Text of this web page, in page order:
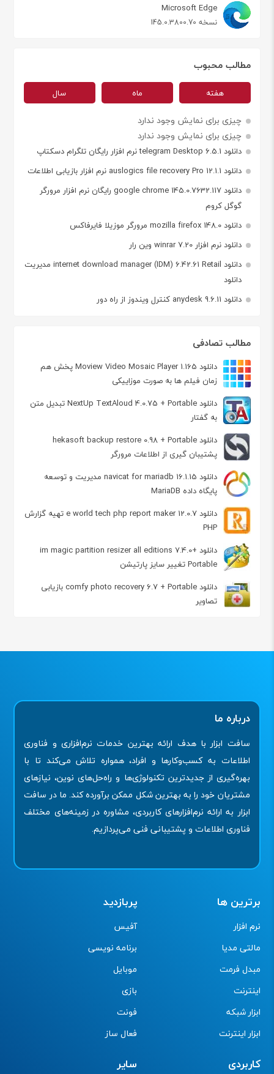
Microsoft Edge
نسخه 145.0.3800.70
مطالب محبوب
هفته ماه سال
چیزی برای نمایش وجود ندارد
چیزی برای نمایش وجود ندارد
دانلود telegram Desktop 6.5.1 نرم افزار رایگان تلگرام دسکتاپ
دانلود auslogics file recovery Pro 12.1.1 نرم افزار بازیابی اطلاعات
دانلود google chrome 145.0.7632.117 رایگان نرم افزار مرورگر
گوگل کروم
دانلود mozilla firefox 148.0 مرورگر موزیلا فایرفاکس
دانلود نرم افزار winrar 7.20 وین رار
دانلود internet download manager (IDM) 6.42.61 Retail مدیریت
دانلود
دانلود anydesk 9.6.11 کنترل ویندوز از راه دور
مطالب تصادفی
دانلود Moview Video Mosaic Player 1.165 پخش هم
زمان فیلم ها به صورت موزاییکی
دانلود NextUp TextAloud 4.0.75 + Portable تبدیل متن
به گفتار
دانلود hekasoft backup restore 0.98 + Portable
پشتیبان گیری از اطلاعات مرورگر
دانلود navicat for mariadb 16.1.15 مدیریت و توسعه
پایگاه داده MariaDB
دانلود e world tech php report maker 12.0.7 تهیه گزارش
PHP
دانلود im magic partition resizer all editions 7.4.0+
Portable تغییر سایز پارتیشن
دانلود comfy photo recovery 6.7 + Portable بازیابی
تصاویر
درباره ما
سافت ابزار با هدف ارائه بهترین خدمات نرم‌افزاری و فناوری
اطلاعات به کسب‌وکارها و افراد، همواره تلاش می‌کند تا با
بهره‌گیری از جدیدترین تکنولوژی‌ها و راه‌حل‌های نوین، نیازهای
مشتریان خود را به بهترین شکل ممکن برآورده کند. ما در سافت
ابزار به ارائه نرم‌افزارهای کاربردی، مشاوره در زمینه‌های مختلف
فناوری اطلاعات و پشتیبانی فنی می‌پردازیم.
برترین ها
نرم افزار
مالتی مدیا
مبدل فرمت
اینترنت
ابزار شبکه
ابزار اینترنت
پربازدید
آفیس
برنامه نویسی
موبایل
بازی
فونت
فعال ساز
کاربردی سایر